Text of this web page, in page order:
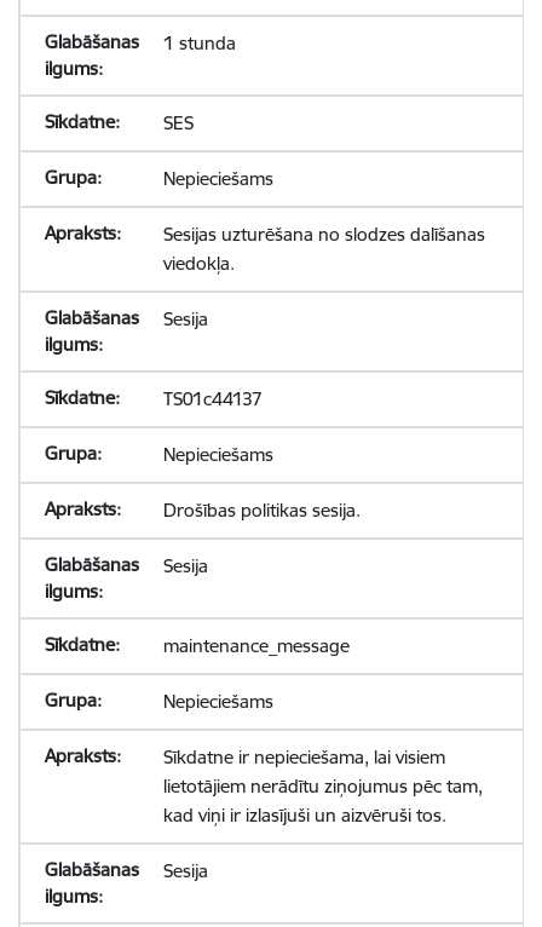
1 stunda
SES
Nepieciešams
Sesijas uzturēšana no slodzes dalīšanas
viedokļa.
Sesija
TS01c44137
Nepieciešams
Drošības politikas sesija.
Sesija
maintenance_message
Nepieciešams
Sīkdatne ir nepieciešama, lai visiem
lietotājiem nerādītu ziņojumus pēc tam,
kad viņi ir izlasījuši un aizvēruši tos.
Sesija